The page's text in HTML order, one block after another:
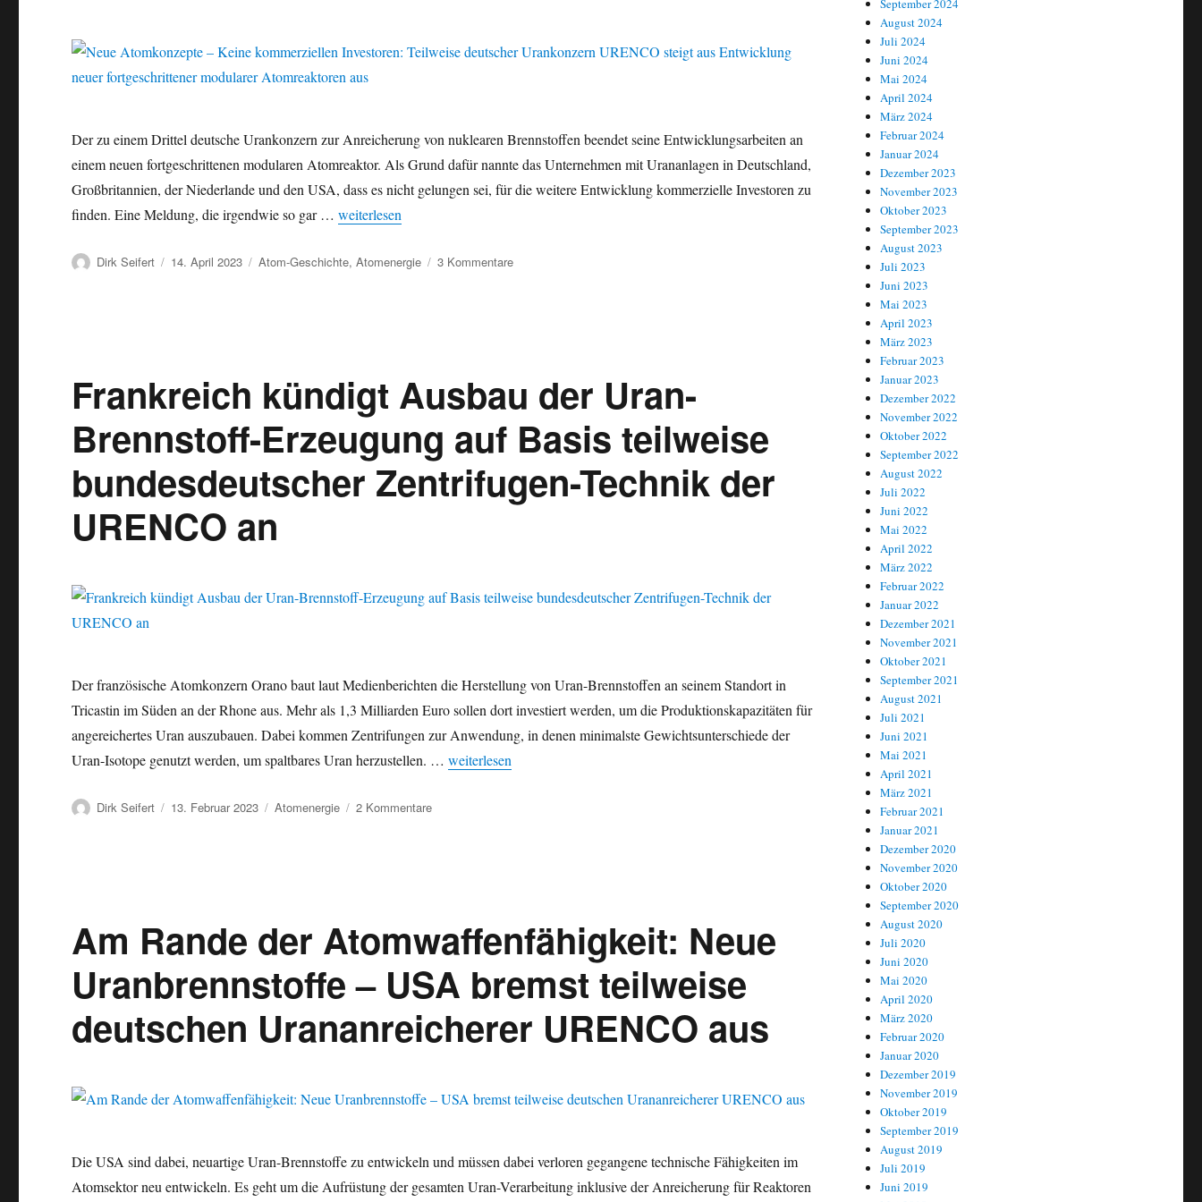
Der zu einem Drittel deutsche Urankonzern zur Anreicherung von nuklearen Brennstoffen beendet seine Entwicklungsarbeiten an
einem neuen fortgeschrittenen modularen Atomreaktor. Als Grund dafür nannte das Unternehmen mit Urananlagen in Deutschland,
Großbritannien, der Niederlande und den USA, dass es nicht gelungen sei, für die weitere Entwicklung kommerzielle Investoren zu
finden. Eine Meldung, die irgendwie so gar …„Neue Atomkonzepte – Keine kommerziellen Investoren: Teilweise deutscher Urankonzern URENCO steigt aus Entwicklung neuer fortgeschrittener
weiterlesen
Autor
Dirk Seifert
Veröffentlicht
14. April 2023 Kategorien
Atom-Geschichte,Atomenergie 3 Kommentarezu
Teilweise
deutscher
Urankonzern
URENCO
aus
Entwicklung
aus
Frankreich kündigt Ausbau der Uran-
Brennstoff-Erzeugung auf Basis teilweise
bundesdeutscher Zentrifugen-Technik der
URENCO an
Der französische Atomkonzern Orano baut laut Medienberichten die Herstellung von Uran-Brennstoffen an seinem Standort in
Tricastin im Süden an der Rhone aus. Mehr als 1,3 Milliarden Euro sollen dort investiert werden, um die Produktionskapazitäten für
angereichertes Uran auszubauen. Dabei kommen Zentrifungen zur Anwendung, in denen minimalste Gewichtsunterschiede der
Uran-Isotope genutzt werden, um spaltbares Uran herzustellen. …„Frankreich kündigt Ausbau der Uran-Brennstoff-Erzeugung auf Basis teilweise bundesdeutscher Zentrifugen-Technik der
weiterlesen
Autor
Dirk Seifert
Veröffentlicht
13. Februar 2023 Kategorien
Atomenergie 2 Kommentarezu
Erzeugung
auf
Basis
teilweise
bundesdeutscher
Zentrifugen-
an
Am Rande der Atomwaffenfähigkeit: Neue
Uranbrennstoffe – USA bremst teilweise
deutschen Urananreicherer URENCO aus
Die USA sind dabei, neuartige Uran-Brennstoffe zu entwickeln und müssen dabei verloren gegangene technische Fähigkeiten im
Atomsektor neu entwickeln. Es geht um die Aufrüstung der gesamten Uran-Verarbeitung inklusive der Anreicherung für Reaktoren
September 2024
August 2024
Juli 2024
Juni 2024
Mai 2024
April 2024
März 2024
Februar 2024
Januar 2024
Dezember 2023
November 2023
Oktober 2023
September 2023
August 2023
Juli 2023
Juni 2023
Mai 2023
April 2023
März 2023
Februar 2023
Januar 2023
Dezember 2022
November 2022
Oktober 2022
September 2022
August 2022
Juli 2022
Juni 2022
Mai 2022
April 2022
März 2022
Februar 2022
Januar 2022
Dezember 2021
November 2021
Oktober 2021
September 2021
August 2021
Juli 2021
Juni 2021
Mai 2021
April 2021
März 2021
Februar 2021
Januar 2021
Dezember 2020
November 2020
Oktober 2020
September 2020
August 2020
Juli 2020
Juni 2020
Mai 2020
April 2020
März 2020
Februar 2020
Januar 2020
Dezember 2019
November 2019
Oktober 2019
September 2019
August 2019
Juli 2019
Juni 2019